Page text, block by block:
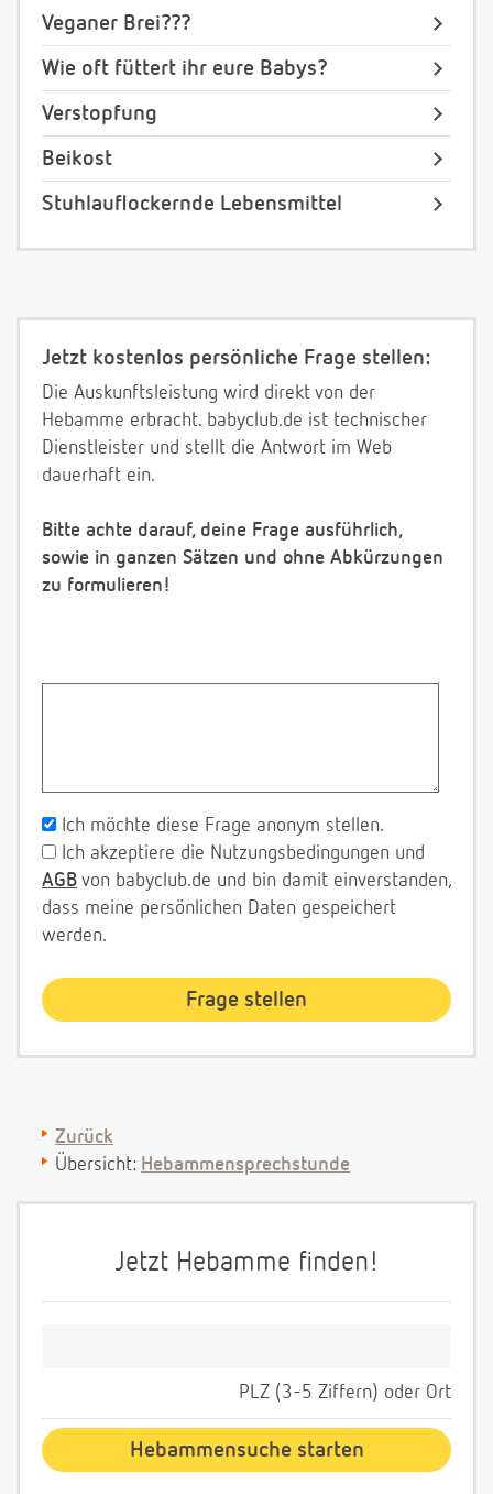
Veganer Brei???
Wie oft füttert ihr eure Babys?
Verstopfung
Beikost
Stuhlauflockernde Lebensmittel
Jetzt kostenlos persönliche Frage stellen:
Die Auskunftsleistung wird direkt von der
Hebamme erbracht. babyclub.de ist technischer
Dienstleister und stellt die Antwort im Web
dauerhaft ein.
Bitte achte darauf, deine Frage ausführlich,
sowie in ganzen Sätzen und ohne Abkürzungen
zu formulieren!
Ich möchte diese Frage anonym stellen.
Ich akzeptiere die Nutzungsbedingungen und
AGB von babyclub.de und bin damit einverstanden,
dass meine persönlichen Daten gespeichert
werden.
Zurück
Übersicht: Hebammensprechstunde
Jetzt Hebamme finden!
PLZ (3-5 Ziffern) oder Ort